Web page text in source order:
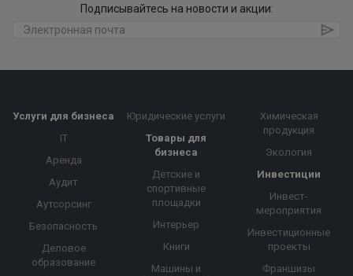
Подписывайтесь на новости и акции:
Услуги для бизнеса
IT
Аренда
Аудит
Аутсорсинг
Безопасность
Деловое
образование
Юридические услуги
Товары для
бизнеса
Детские и
спортивные
площадки
Интерьер
Книги
Машины и
Химическая
продукция
Экология
Инвестиции
Инвест-
мероприятия
Инвестиционные
проекты
Франшизы